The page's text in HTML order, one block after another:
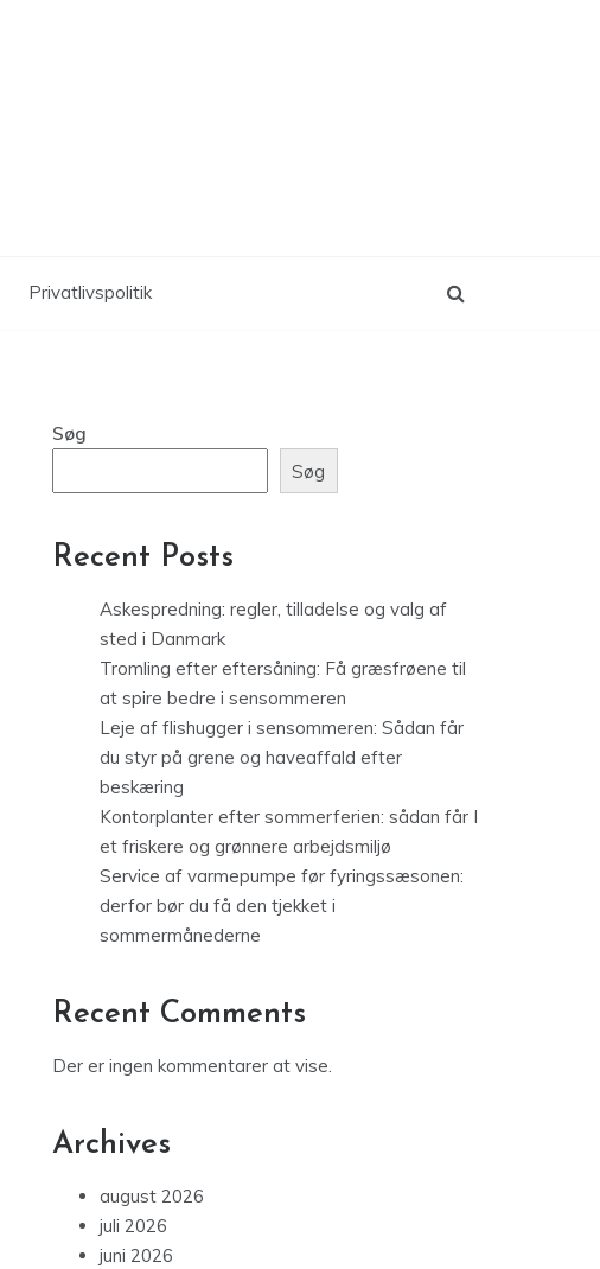
Privatlivspolitik
Søg
Søg
Recent Posts
Askespredning: regler, tilladelse og valg af
sted i Danmark
Tromling efter eftersåning: Få græsfrøene til
at spire bedre i sensommeren
Leje af flishugger i sensommeren: Sådan får
du styr på grene og haveaffald efter
beskæring
Kontorplanter efter sommerferien: sådan får I
et friskere og grønnere arbejdsmiljø
Service af varmepumpe før fyringssæsonen:
derfor bør du få den tjekket i
sommermånederne
Recent Comments
Der er ingen kommentarer at vise.
Archives
august 2026
juli 2026
juni 2026